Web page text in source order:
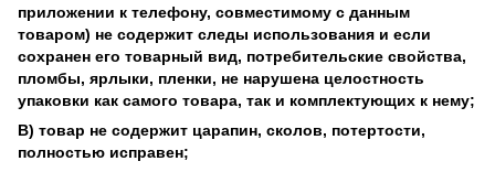
приложении к телефону, совместимому с данным
товаром) не содержит следы использования и если
сохранен его товарный вид, потребительские свойства,
пломбы, ярлыки, пленки, не нарушена целостность
упаковки как самого товара, так и комплектующих к нему;
В) товар не содержит царапин, сколов, потертости,
полностью исправен;